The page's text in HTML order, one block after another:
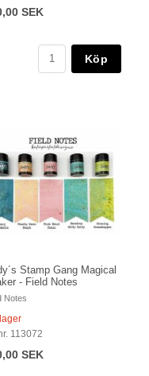
SEK
Köp
Stamp Gang Magical
- Field Notes
Notes
113072
SEK